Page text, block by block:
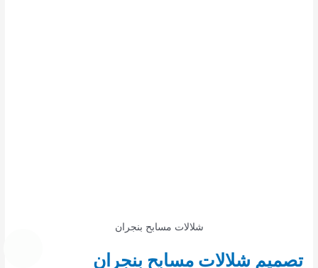
شلالات مسابح بنجران
تصميم شلالات مسابح بنجران